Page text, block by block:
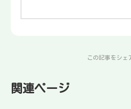
この記事をシェ
関連ページ